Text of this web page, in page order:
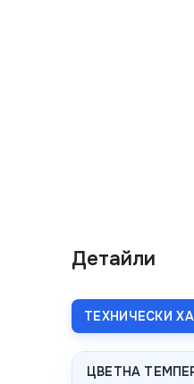
Детайли
ТЕХНИЧЕСКИ
ЦВЕТНА